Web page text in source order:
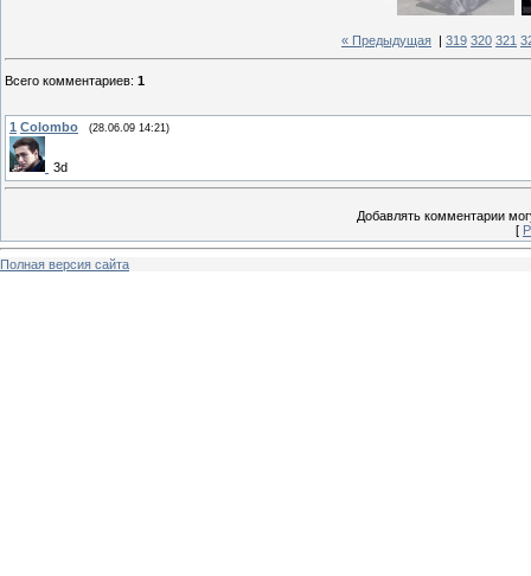
« Предыдущая 319 320 321
Всего комментариев: 1
1 Colombo (28.06.09 14:21)
3d
Добавлять комментарии
[
Полная версия сайта